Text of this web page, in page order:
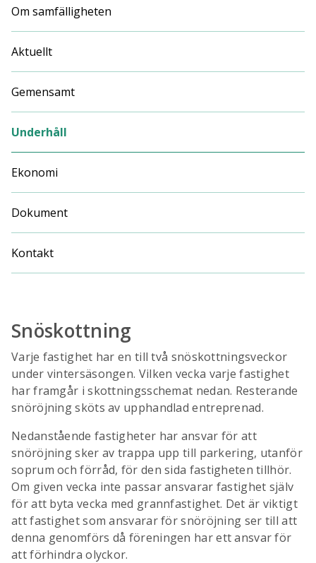
Om samfälligheten
Aktuellt
Gemensamt
Underhåll
Ekonomi
Dokument
Kontakt
Snöskottning
Varje fastighet har en till två snöskottningsveckor
under vintersäsongen. Vilken vecka varje fastighet
har framgår i skottningsschemat nedan. Resterande
snöröjning sköts av upphandlad entreprenad.
Nedanstående fastigheter har ansvar för att
snöröjning sker av trappa upp till parkering, utanför
soprum och förråd, för den sida fastigheten tillhör.
Om given vecka inte passar ansvarar fastighet själv
för att byta vecka med grannfastighet. Det är viktigt
att fastighet som ansvarar för snöröjning ser till att
denna genomförs då föreningen har ett ansvar för
att förhindra olyckor.